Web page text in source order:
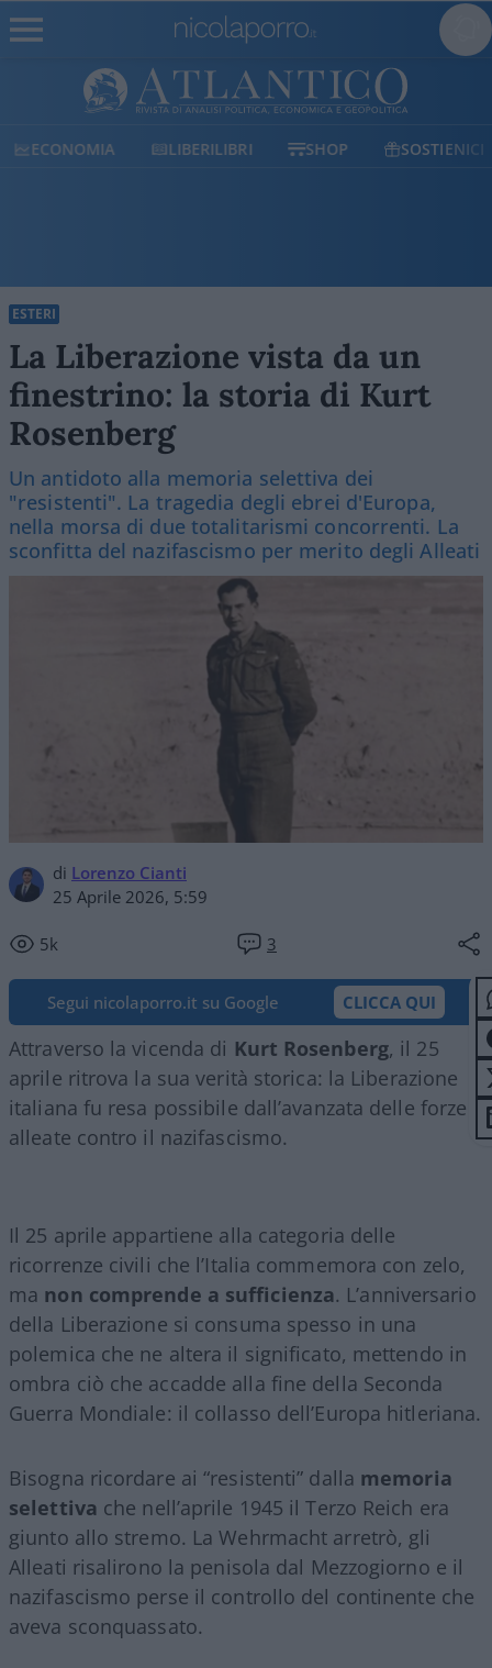
ECONOMIA LIBERILIBRI SHOP SOSTIENICI
ESTERI
La Liberazione vista da un
finestrino: la storia di Kurt
Rosenberg
Un antidoto alla memoria selettiva dei
"resistenti". La tragedia degli ebrei d'Europa,
nella morsa di due totalitarismi concorrenti. La
sconfitta del nazifascismo per merito degli Alleati
di Lorenzo Cianti
25 Aprile 2026, 5:59
5k 3
Segui nicolaporro.it su Google CLICCA QUI
Attraverso la vicenda di Kurt Rosenberg, il 25
aprile ritrova la sua verità storica: la Liberazione
italiana fu resa possibile dall’avanzata delle forze
alleate contro il nazifascismo.
Il 25 aprile appartiene alla categoria delle
ricorrenze civili che l’Italia commemora con zelo,
ma non comprende a sufficienza. L’anniversario
della Liberazione si consuma spesso in una
polemica che ne altera il significato, mettendo in
ombra ciò che accadde alla fine della Seconda
Guerra Mondiale: il collasso dell’Europa hitleriana.
Bisogna ricordare ai “resistenti” dalla memoria
selettiva che nell’aprile 1945 il Terzo Reich era
giunto allo stremo. La Wehrmacht arretrò, gli
Alleati risalirono la penisola dal Mezzogiorno e il
nazifascismo perse il controllo del continente che
aveva sconquassato.